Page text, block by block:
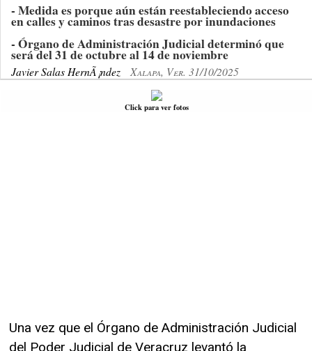
- Medida es porque aún están reestableciendo acceso
en calles y caminos tras desastre por inundaciones
- Órgano de Administración Judicial determinó que
será del 31 de octubre al 14 de noviembre
Javier Salas HernÃ¡ndez Xalapa, Ver. 31/10/2025
Click para ver fotos
Una vez que el Órgano de Administración Judicial
del Poder Judicial de Veracruz levantó la